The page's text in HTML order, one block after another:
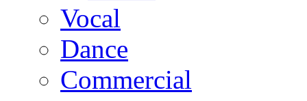
Vocal
Dance
Commercial